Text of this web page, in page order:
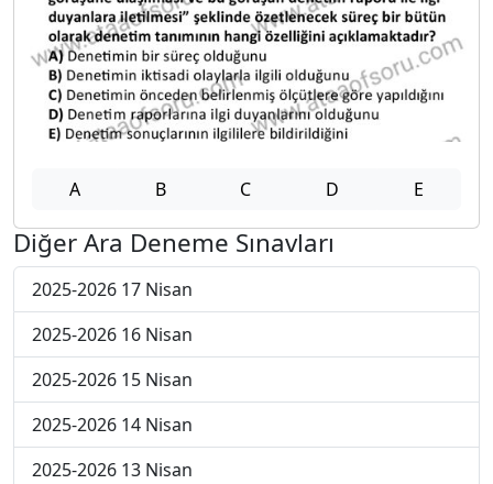
A B C D E
Diğer Ara Deneme Sınavları
2025-2026 17 Nisan
2025-2026 16 Nisan
2025-2026 15 Nisan
2025-2026 14 Nisan
2025-2026 13 Nisan